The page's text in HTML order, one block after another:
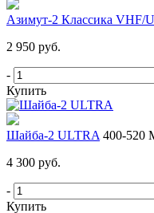
Азимут-2 Классика VHF/
2 950 руб.
-
Купить
Шайба-2 ULTRA 400-520
4 300 руб.
-
Купить